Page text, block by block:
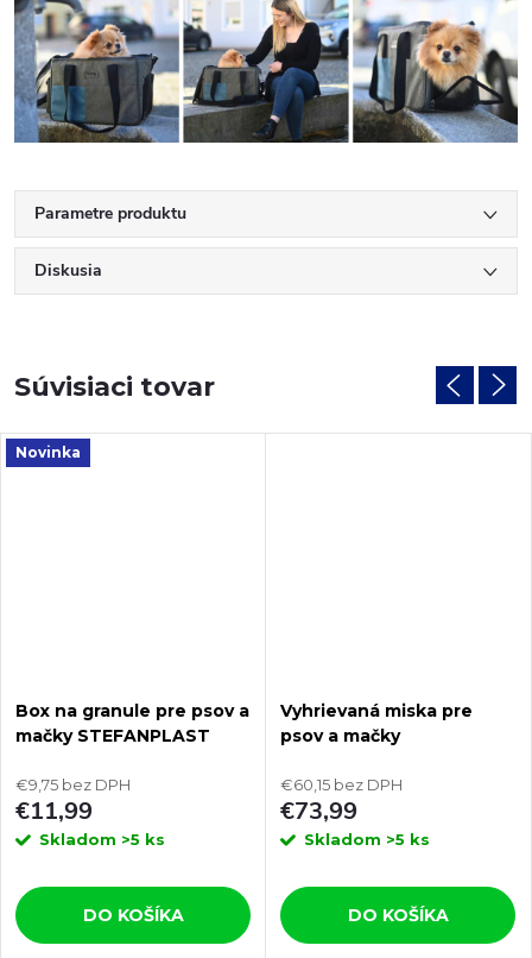
Parametre produktu
Diskusia
Súvisiaci tovar
Novinka
Box na granule pre psov a
mačky STEFANPLAST
€9,75 bez DPH
€11,99
Skladom >5 ks
DO KOŠÍKA
Vyhrievaná miska pre
psov a mačky
€60,15 bez DPH
€73,99
Skladom >5 ks
DO KOŠÍKA